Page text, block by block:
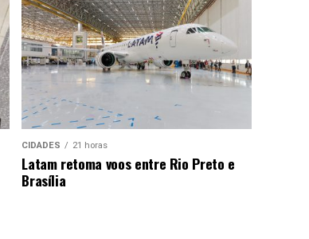
CIDADES 21 horas
Latam retoma voos entre Rio Preto e
Brasília